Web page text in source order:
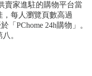
賣家進駐的購物平台當
每人瀏覽頁數高過
「PChome 24h購物」。
。